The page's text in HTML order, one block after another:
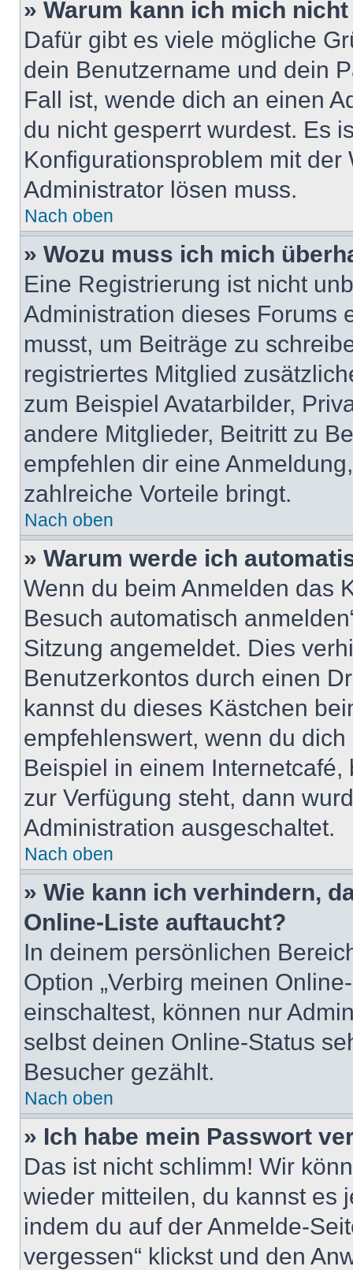
» Warum kann ich mich
Dafür gibt es viele mögliche
dein Benutzername und dein
Fall ist, wende dich an einen
du nicht gesperrt wurdest. Es
Konfigurationsproblem mit
Administrator lösen muss.
Nach oben
» Wozu muss ich mich
Eine Registrierung ist nicht
Administration dieses Forums
musst, um Beiträge zu
registriertes Mitglied
zum Beispiel Avatarbilder,
andere Mitglieder, Beitritt zu
empfehlen dir eine
zahlreiche Vorteile bringt.
Nach oben
» Warum werde ich
Wenn du beim Anmelden das
Besuch automatisch
Sitzung angemeldet. Dies
Benutzerkontos durch einen
kannst du dieses Kästchen
empfehlenswert, wenn du
Beispiel in einem
zur Verfügung steht, dann
Administration ausgeschaltet.
Nach oben
» Wie kann ich verhindern,
Online-Liste auftaucht?
In deinem persönlichen
Option „Verbirg meinen
einschaltest, können nur
selbst deinen Online-Status
Besucher gezählt.
Nach oben
» Ich habe mein Passwort
Das ist nicht schlimm! Wir
wieder mitteilen, du kannst es
indem du auf der Anmelde-
vergessen“ klickst und den